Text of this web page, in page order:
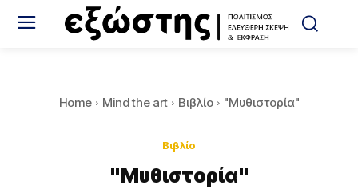
Home Mind the art Βιβλίο "Μυθιστορία"
Βιβλίο
"Μυθιστορία"